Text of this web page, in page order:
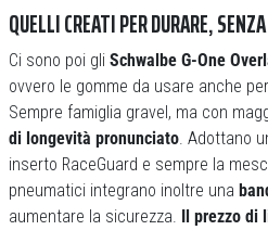
QUELLI CREATI PER DURARE,
Ci sono poi gli Schwalbe G-One
ovvero le gomme da usare anche
Sempre famiglia gravel, ma con
di longevità pronunciato. Adottano
inserto RaceGuard e sempre la
pneumatici integrano inoltre una
aumentare la sicurezza.
Il prezzo